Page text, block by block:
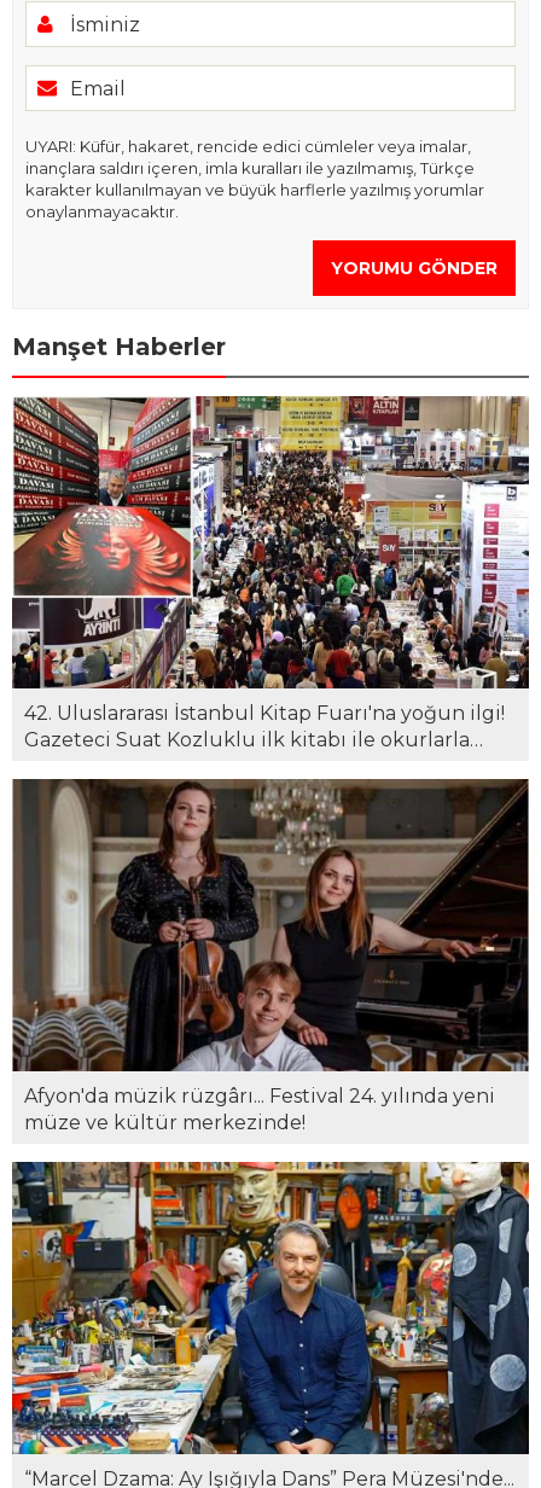
UYARI: Küfür, hakaret, rencide edici cümleler veya imalar,
inançlara saldırı içeren, imla kuralları ile yazılmamış, Türkçe
karakter kullanılmayan ve büyük harflerle yazılmış yorumlar
onaylanmayacaktır.
YORUMU GÖNDER
Manşet Haberler
42. Uluslararası İstanbul Kitap Fuarı'na yoğun ilgi!
Gazeteci Suat Kozluklu ilk kitabı ile okurlarla
Afyon'da müzik rüzgârı... Festival 24. yılında yeni
müze ve kültür merkezinde!
“Marcel Dzama: Ay Işığıyla Dans” Pera Müzesi'nde...